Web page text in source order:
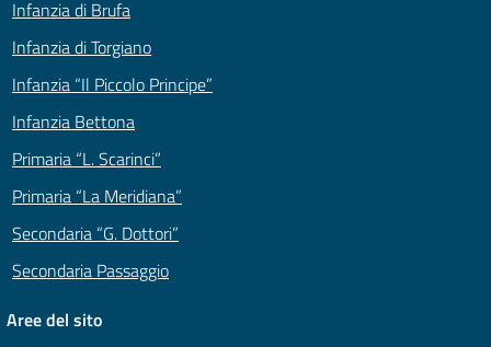
Infanzia di Brufa
Infanzia di Torgiano
Infanzia “Il Piccolo Principe”
Infanzia Bettona
Primaria “L. Scarinci”
Primaria “La Meridiana”
Secondaria “G. Dottori”
Secondaria Passaggio
Aree del sito